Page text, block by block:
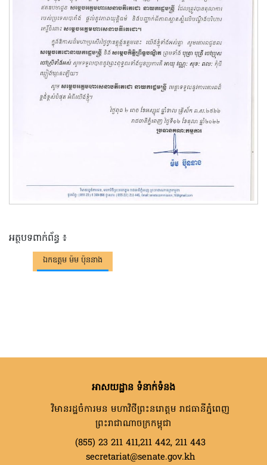
អត្ថបទពាក់ព័ន្ធ ៖
ឯកឧត្តម ម៉ម ប៉ុននាង
អាសយដ្ឋាន ទំនាក់ទំនង
វិមានរដ្ឋចំការមន មហាវិថីព្រះនរោត្តម រាជធានីភ្នំពេញ
ព្រះរាជាណាចក្រកម្ពុជា
(855) 23 211 411,211 442, 211 443
secretariat@senate.gov.kh